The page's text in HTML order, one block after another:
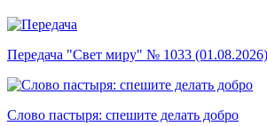
Передача "Свет миру" № 1033 (01.08.2026)
Слово пастыря: спешите делать добро